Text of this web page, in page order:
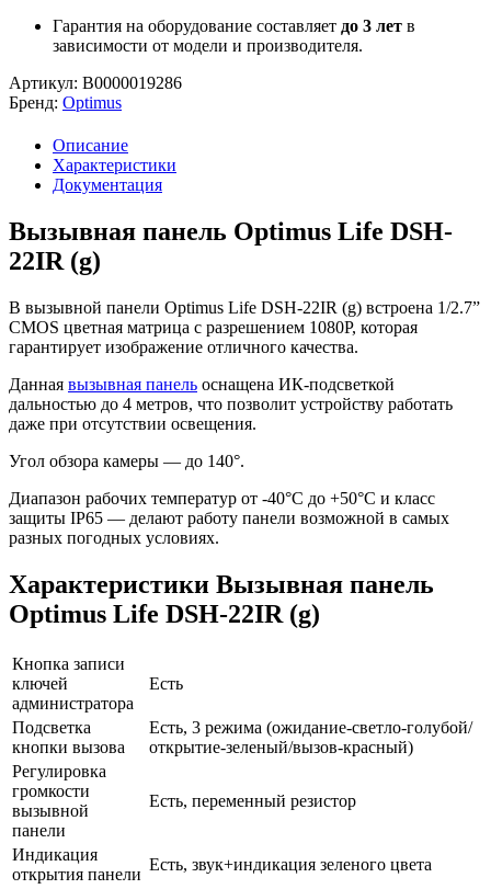
Гарантия на оборудование составляет до 3 лет в
зависимости от модели и производителя.
Артикул: В0000019286
Бренд: Optimus
Описание
Характеристики
Документация
Вызывная панель Optimus Life DSH-
22IR (g)
В вызывной панели Optimus Life DSH-22IR (g) встроена 1/2.7”
CMOS цветная матрица с разрешением 1080Р, которая
гарантирует изображение отличного качества.
Данная вызывная панель оснащена ИК-подсветкой
дальностью до 4 метров, что позволит устройству работать
даже при отсутствии освещения.
Угол обзора камеры — до 140°.
Диапазон рабочих температур от -40°С до +50°С и класс
защиты IP65 — делают работу панели возможной в самых
разных погодных условиях.
Характеристики Вызывная панель
Optimus Life DSH-22IR (g)
Кнопка записи
ключей
администратора
Есть
Подсветка
кнопки вызова
Есть, 3 режима (ожидание-светло-голубой/
открытие-зеленый/вызов-красный)
Регулировка
громкости
вызывной
панели
Есть, переменный резистор
Индикация
открытия панели
Есть, звук+индикация зеленого цвета